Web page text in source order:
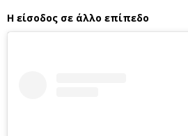
Η είσοδος σε άλλο επίπεδο